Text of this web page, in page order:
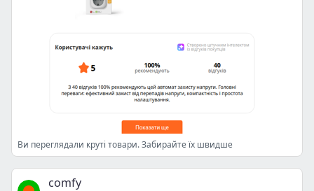
Ви переглядали круті товари. Забирайте їх швидше
comfy